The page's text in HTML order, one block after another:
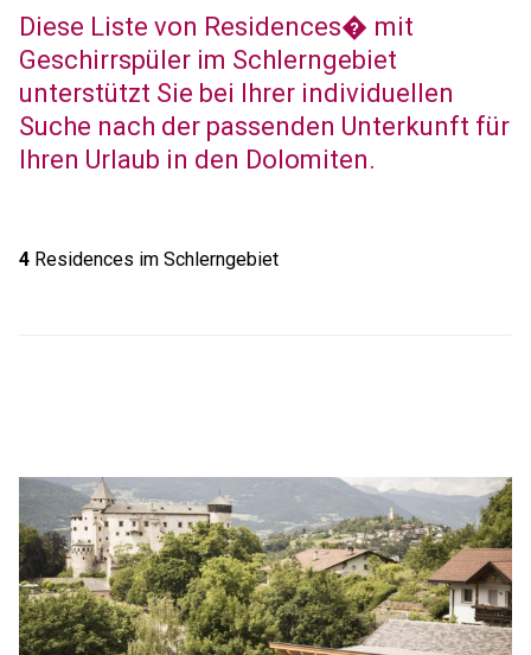
Diese Liste von Residences� mit
Geschirrspüler im Schlerngebiet
unterstützt Sie bei Ihrer individuellen
Suche nach der passenden Unterkunft für
Ihren Urlaub in den Dolomiten.
4Residences im Schlerngebiet